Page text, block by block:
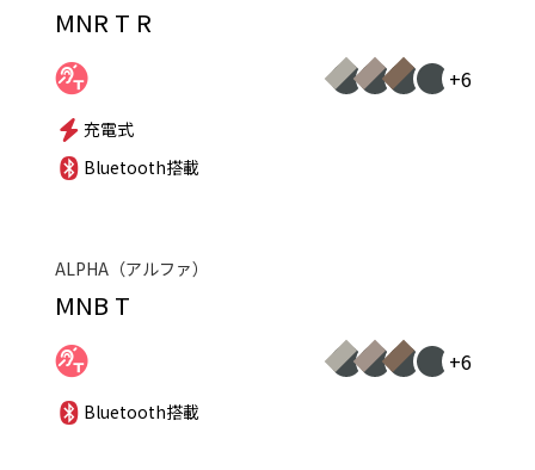
MNR T R
+6
充電式
Bluetooth搭載
ALPHA（アルファ）
MNB T
+6
Bluetooth搭載